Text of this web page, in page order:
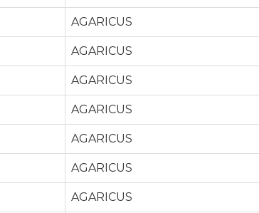
AGARICUS
AGARICUS
AGARICUS
AGARICUS
AGARICUS
AGARICUS
AGARICUS